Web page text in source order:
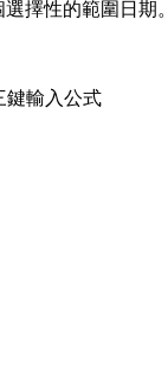
擇性的範圍日期。
鍵輸入公式